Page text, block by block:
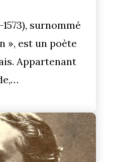
surnommé
», est un poète
Appartenant